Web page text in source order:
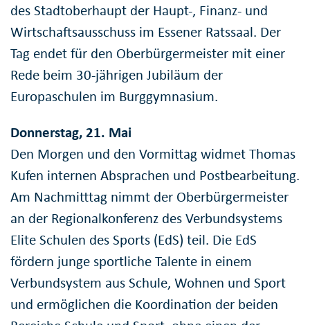
des Stadtoberhaupt der Haupt-, Finanz- und
Wirtschaftsausschuss im Essener Ratssaal. Der
Tag endet für den Oberbürgermeister mit einer
Rede beim 30-jährigen Jubiläum der
Europaschulen im Burggymnasium.
Donnerstag, 21. Mai
Den Morgen und den Vormittag widmet Thomas
Kufen internen Absprachen und Postbearbeitung.
Am Nachmitttag nimmt der Oberbürgermeister
an der Regionalkonferenz des Verbundsystems
Elite Schulen des Sports (EdS) teil. Die EdS
fördern junge sportliche Talente in einem
Verbundsystem aus Schule, Wohnen und Sport
und ermöglichen die Koordination der beiden